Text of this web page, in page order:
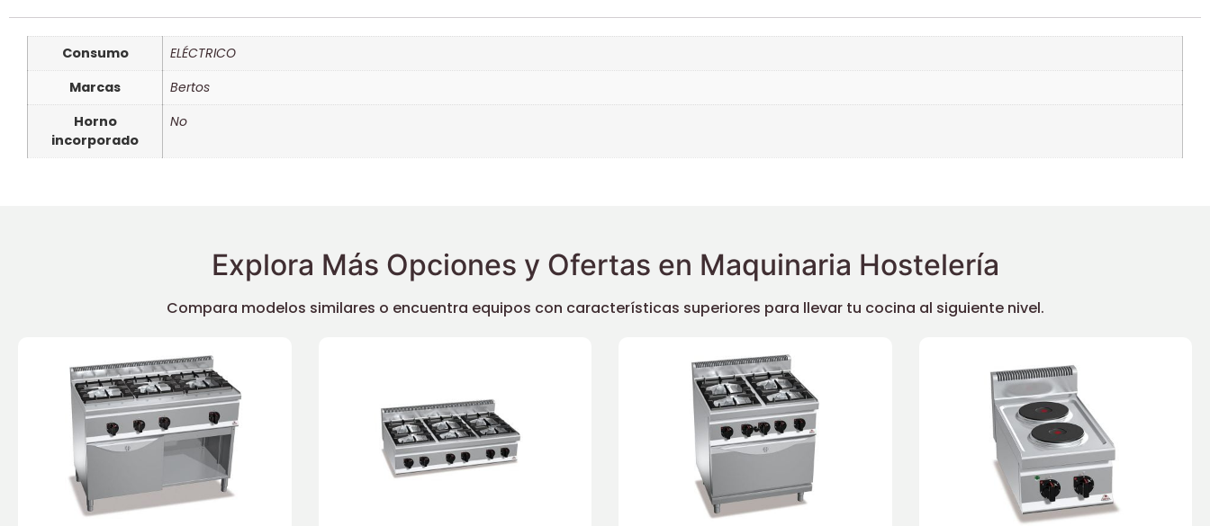
Consumo
ELÉCTRICO
Marcas
Bertos
Horno
incorporado
No
Explora Más Opciones y Ofertas en Maquinaria Hostelería
Compara modelos similares o encuentra equipos con características superiores para llevar tu cocina al siguiente nivel.